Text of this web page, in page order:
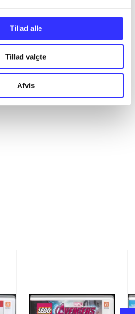
Tillad alle
Tillad valgte
Afvis